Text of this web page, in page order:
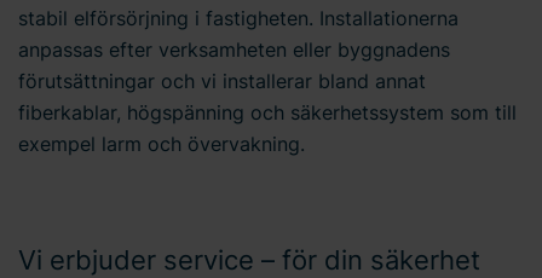
stabil elförsörjning i fastigheten. Installationerna
anpassas efter verksamheten eller byggnadens
förutsättningar och vi installerar bland annat
fiberkablar, högspänning och säkerhetssystem som till
exempel larm och övervakning.
Vi erbjuder service – för din säkerhet